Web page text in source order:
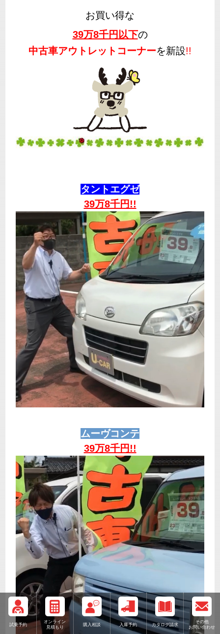
試乗予約
オンライン
見積もり
購入相談 入庫予約 カタログ請求
その他
お問い合わせ
お買い得な
39万8千円以下の
中古車アウトレットコーナーを新設!!
タントエグゼ
39万8千円!!
ムーヴコンテ
39万8千円!!